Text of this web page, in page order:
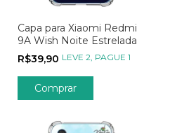
Capa para Xiaomi Redmi
9A Wish Noite Estrelada
R$39,90 LEVE 2, PAGUE 1
Comprar